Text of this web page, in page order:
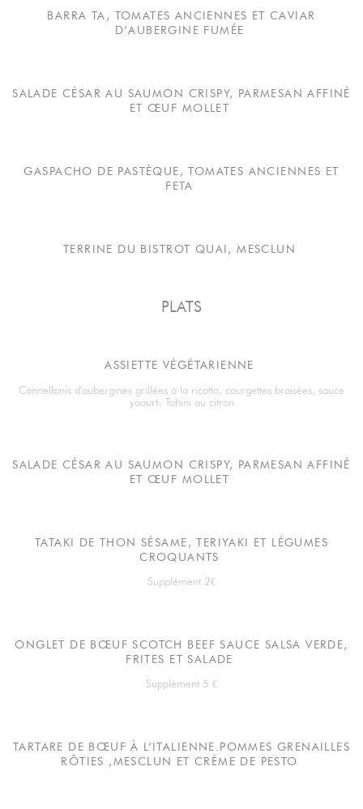
BARRA TA, TOMATES ANCIENNES ET CAVIAR
D’AUBERGINE FUMÉE
SALADE CÉSAR AU SAUMON CRISPY, PARMESAN AFFINÉ
ET ŒUF MOLLET
GASPACHO DE PASTÈQUE, TOMATES ANCIENNES ET
FETA
TERRINE DU BISTROT QUAI, MESCLUN
PLATS
ASSIETTE VÉGÉTARIENNE
Cannellonis d'aubergines grillées à la ricotta, courgettes braisées, sauce
yaourt- Tahini au citron
SALADE CÉSAR AU SAUMON CRISPY, PARMESAN AFFINÉ
ET ŒUF MOLLET
TATAKI DE THON SÉSAME, TERIYAKI ET LÉGUMES
CROQUANTS
Supplément 2€
ONGLET DE BŒUF SCOTCH BEEF SAUCE SALSA VERDE,
FRITES ET SALADE
Supplément 5 €
TARTARE DE BŒUF À L’ITALIENNE.POMMES GRENAILLES
RÔTIES ,MESCLUN ET CRÈME DE PESTO